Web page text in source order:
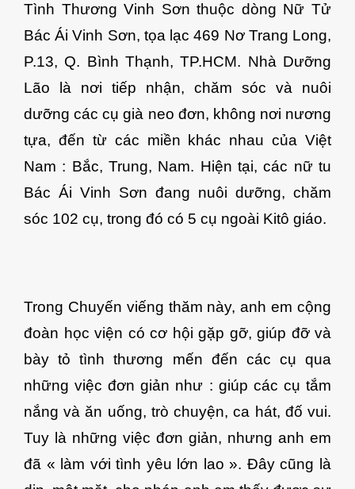
Tình Thương Vinh Sơn thuộc dòng Nữ Tử
Bác Ái Vinh Sơn, tọa lạc 469 Nơ Trang Long,
P.13, Q. Bình Thạnh, TP.HCM. Nhà Dưỡng
Lão là nơi tiếp nhận, chăm sóc và nuôi
dưỡng các cụ già neo đơn, không nơi nương
tựa, đến từ các miền khác nhau của Việt
Nam : Bắc, Trung, Nam. Hiện tại, các nữ tu
Bác Ái Vinh Sơn đang nuôi dưỡng, chăm
sóc 102 cụ, trong đó có 5 cụ ngoài Kitô giáo.
Trong Chuyến viếng thăm này, anh em cộng
đoàn học viện có cơ hội gặp gỡ, giúp đỡ và
bày tỏ tình thương mến đến các cụ qua
những việc đơn giản như : giúp các cụ tắm
nắng và ăn uống, trò chuyện, ca hát, đố vui.
Tuy là những việc đơn giản, nhưng anh em
đã « làm với tình yêu lớn lao ». Đây cũng là